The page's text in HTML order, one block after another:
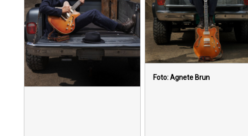
Foto: Agnete Brun